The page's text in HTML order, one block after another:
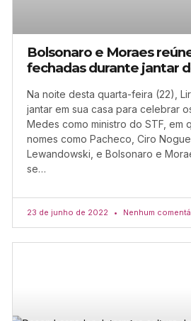
Bolsonaro e Moraes
fechadas durante jantar
Na noite desta quarta-feira (22),
jantar em sua casa para celebrar
Medes como ministro do STF, em
nomes como Pacheco, Ciro
Lewandowski, e Bolsonaro e
se…
23 de junho de 2022 Nenhum